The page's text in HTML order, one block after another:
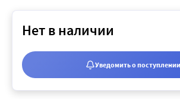
Нет в наличии
Уведомить о поступлении